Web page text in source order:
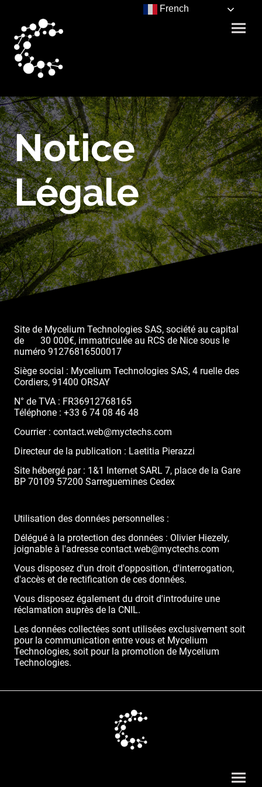
Notice
Légale
Site de Mycelium Technologies SAS, société au capital
de 30 000€, immatriculée au RCS de Nice sous le
numéro 91276816500017
Siège social : Mycelium Technologies SAS, 4 ruelle des
Cordiers, 91400 ORSAY
N° de TVA : FR36912768165
Téléphone : +33 6 74 08 46 48
Courrier : contact.web@myctechs.com
Directeur de la publication : Laetitia Pierazzi
Site hébergé par : 1&1 Internet SARL 7, place de la Gare
BP 70109 57200 Sarreguemines Cedex
Utilisation des données personnelles :
Délégué à la protection des données : Olivier Hiezely,
joignable à l'adresse contact.web@myctechs.com
Vous disposez d'un droit d'opposition, d'interrogation,
d'accès et de rectification de ces données.
Vous disposez également du droit d'introduire une
réclamation auprès de la CNIL.
Les données collectées sont utilisées exclusivement soit
pour la communication entre vous et Mycelium
Technologies, soit pour la promotion de Mycelium
Technologies.
French